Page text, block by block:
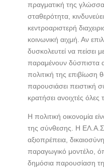
πραγματική της
σταθερότητα,
κεντροαριστερή
κοινωνική αιχμή. Αν
δυσκολευτεί να πείσει
παραμένουν δύσπιστα
πολιτική της επιβίωση
παρουσιάσει πειστική
κρατήσει ανοιχτές όλες
Η πολιτική οικονομία
της σύνθεσης. Η ΕΛ.Α.Σ.
αξιοπρέπεια,
παραγωγικό μοντέλο,
δημόσια παρουσίαση